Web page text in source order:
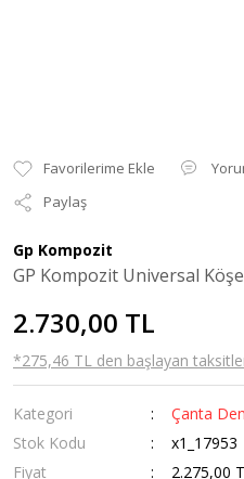
Paylaş
Gp Kompozit
GP Kompozit Universal
2.730,00 TL
*275,46 TL den başlayan
Kategori
Çanta
Stok Kodu
x1_17953
Fiyat
2.275,00